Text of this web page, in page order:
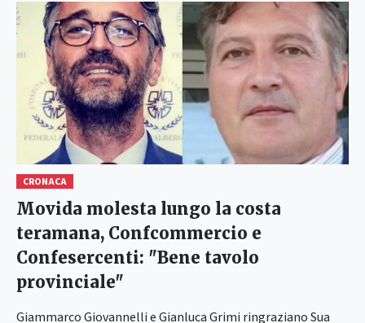
CRONACA
Movida molesta lungo la costa
teramana, Confcommercio e
Confesercenti: "Bene tavolo
provinciale"
Giammarco Giovannelli e Gianluca Grimi ringraziano Sua